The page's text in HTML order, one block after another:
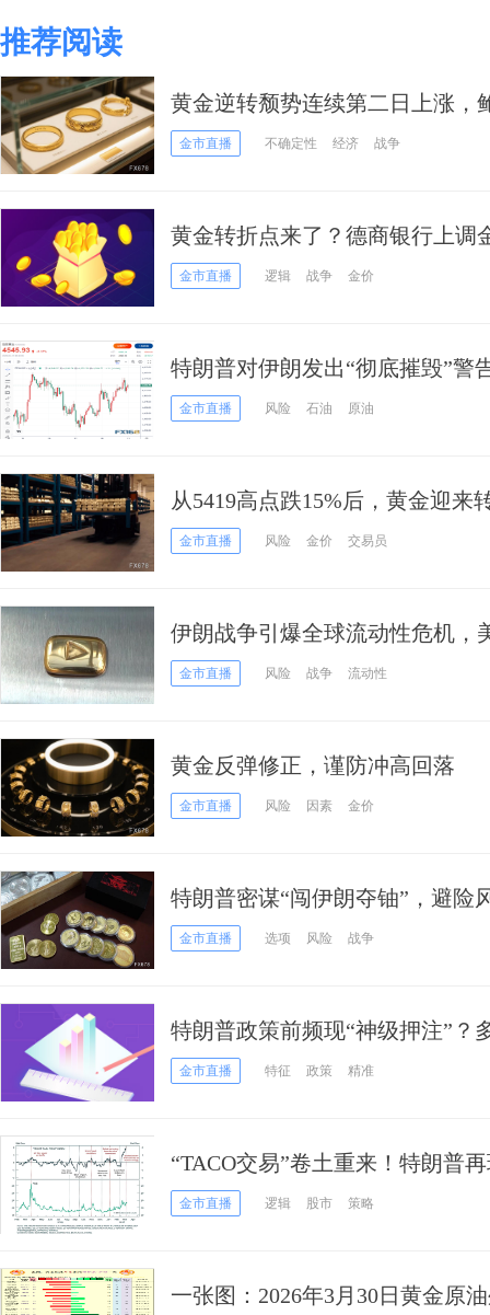
推荐阅读
黄金逆转颓势连续第二日上涨，
为年内加息
金市直播 不确定性 经济 战争
黄金转折点来了？德商银行上调
5000美元，银价看向90美元
金市直播 逻辑 战争 金价
特朗普对伊朗发出“彻底摧毁”警
技术面释放进一步上行信号
金市直播 风险 石油 原油
从5419高点跌15%后，黄金迎来
金市直播 风险 金价 交易员
伊朗战争引爆全球流动性危机，
商“躺平”？
金市直播 风险 战争 流动性
黄金反弹修正，谨防冲高回落
金市直播 风险 因素 金价
特朗普密谋“闯伊朗夺铀”，避险
大地震
金市直播 选项 风险 战争
特朗普政策前频现“神级押注”？
元，内幕交易疑云升温
金市直播 特征 政策 精准
“TACO交易”卷土重来！特朗普
华尔街这次还信吗？
金市直播 逻辑 股市 策略
一张图：2026年3月30日黄金原